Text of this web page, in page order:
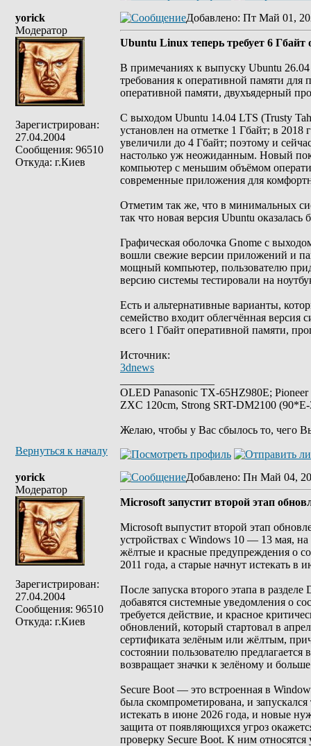
yorick
Модератор
Зарегистрирован:
27.04.2004
Сообщения: 96510
Откуда: г.Киев
Добавлено: Пт Май 01,
Ubuntu Linux теперь требует 6
В примечаниях к выпуску Ubuntu
требования к оперативной памяти для
оперативной памяти, двухъядерный
С выходом Ubuntu 14.04 LTS (Trusty
установлен на отметке 1 Гбайт; в 2018
увеличили до 4 Гбайт; поэтому и
настолько уж неожиданным. Новый
компьютер с меньшим объёмом
современные приложения для
Отметим так же, что в минимальных
так что новая версия Ubuntu оказалась
Графическая оболочка Gnome с
вошли свежие версии приложений и
мощный компьютер, пользователю
версию системы тестировали на
Есть и альтернативные варианты,
семейство входит облегчённая
всего 1 Гбайт оперативной памяти,
Источник:
3dnews
OLED Panasonic TX-65HZ980E;
ZXC 120cm, Strong SRT-DM2100
Желаю, чтобы у Вас сбылось то, чего
Вернуться к началу
yorick
Модератор
Зарегистрирован:
27.04.2004
Сообщения: 96510
Откуда: г.Киев
Добавлено: Пн Май 04,
Microsoft запустит второй этап
Microsoft выпустит второй этап
устройствах с Windows 10 — 13 мая,
жёлтые и красные предупреждения о
2011 года, а старые начнут истекать в
После запуска второго этапа в
добавятся системные уведомления о
требуется действие, и красное
обновлений, который стартовал в
сертификата зелёным или жёлтым,
состоянии пользователю
возвращает значки к зелёному и
Secure Boot — это встроенная в
была скомпрометирована, и
истекать в июне 2026 года, и новые
защита от появляющихся угроз
проверку Secure Boot. К ним